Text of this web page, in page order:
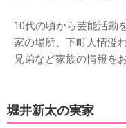
10代の頃から芸能活動
家の場所、下町人情溢
兄弟など家族の情報を
堀井新太の実家